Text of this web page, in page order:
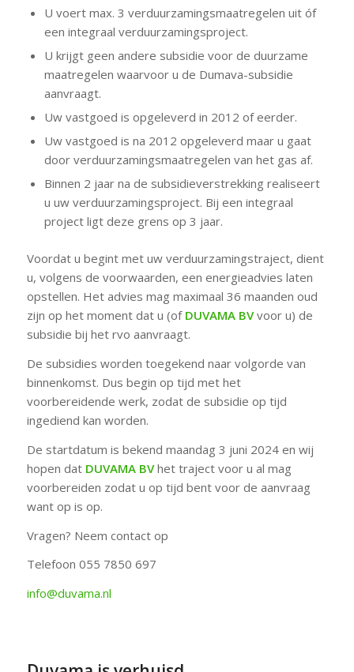
U voert max. 3 verduurzamingsmaatregelen uit óf
een integraal verduurzamingsproject.
U krijgt geen andere subsidie voor de duurzame
maatregelen waarvoor u de Dumava-subsidie
aanvraagt.
Uw vastgoed is opgeleverd in 2012 of eerder.
Uw vastgoed is na 2012 opgeleverd maar u gaat
door verduurzamingsmaatregelen van het gas af.
Binnen 2 jaar na de subsidieverstrekking realiseert
u uw verduurzamingsproject. Bij een integraal
project ligt deze grens op 3 jaar.
Voordat u begint met uw verduurzamingstraject, dient
u, volgens de voorwaarden, een energieadvies laten
opstellen. Het advies mag maximaal 36 maanden oud
zijn op het moment dat u (of DUVAMA BVvoor u) de
subsidie bij het rvo aanvraagt.
De subsidies worden toegekend naar volgorde van
binnenkomst. Dus begin op tijd met het
voorbereidende werk, zodat de subsidie op tijd
ingediend kan worden.
De startdatum is bekend maandag 3 juni 2024 en wij
hopen dat DUVAMA BVhet traject voor u al mag
voorbereiden zodat u op tijd bent voor de aanvraag
want op is op.
Vragen? Neem contact op
Telefoon 055 7850 697
info@duvama.nl